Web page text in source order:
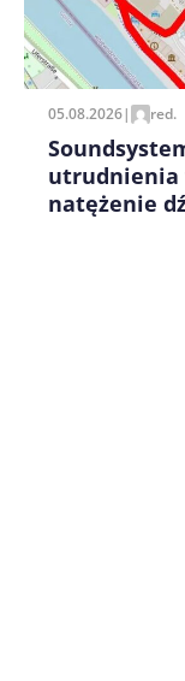
Zapamiętaj
pisania
05.08.2026| red.
utrudnienia
natężenie